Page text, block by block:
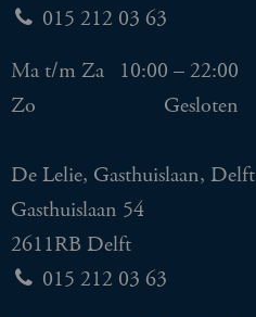
015 212 03 63
Ma t/m Za
10:00 – 22:00
Zo
Gesloten
De Lelie, Gasthuislaan, Delft
Gasthuislaan 54
2611RB Delft
015 212 03 63